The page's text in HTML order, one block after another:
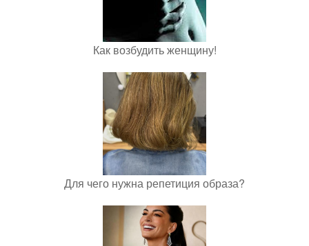
Как возбудить женщину!
Для чего нужна репетиция образа?